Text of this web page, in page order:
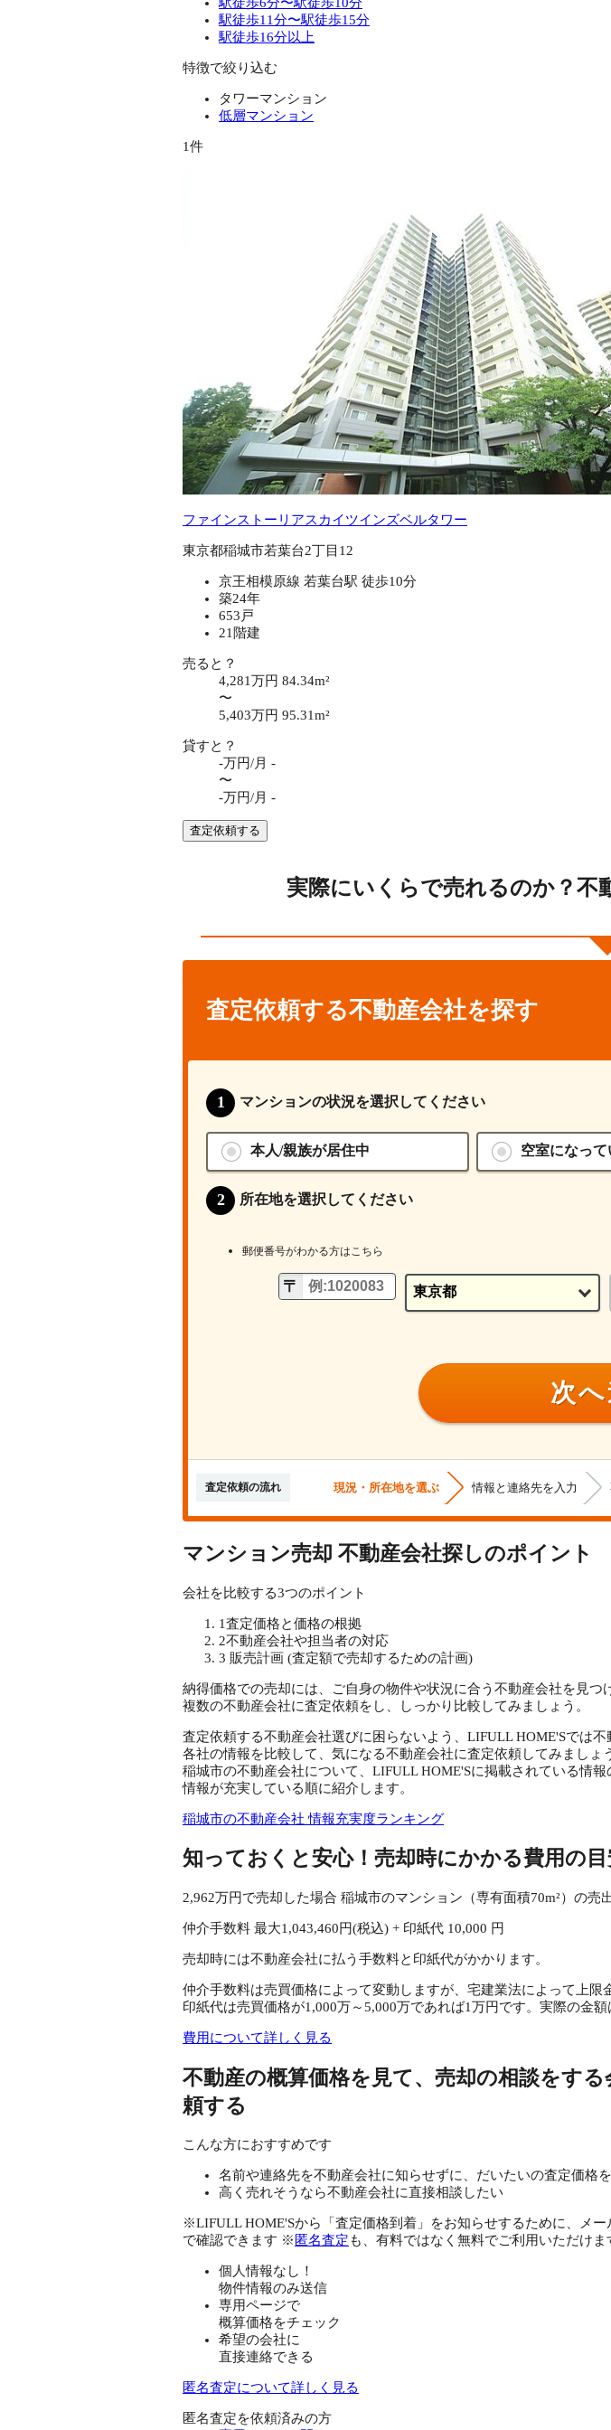
駅徒歩11分〜駅徒歩15分
駅徒歩16分以上
特徴で絞り込む
タワーマンション
低層マンション
1件
ファインストーリアスカイツインズベルタワー
東京都稲城市若葉台2丁目12
京王相模原線 若葉台駅 徒歩10分
築24年
653戸
21階建
売ると？
4,281万円 84.34m²
〜
5,403万円 95.31m²
貸すと？
-万円/月 -
〜
-万円/月 -
査定依頼する
実際にいくらで売れるのか？不
査定依頼する不動産会社を探す
マンションの状況を選択してください
本人/親族が居住中 空室になって
所在地を選択してください
郵便番号がわかる方はこちら
次
査定依頼の流れ 現況・所在地を選ぶ 情報と連絡先を入力
マンション売却 不動産会社探しのポイント
会社を比較する3つのポイント
1査定価格と価格の根拠
2不動産会社や担当者の対応
3 販売計画 (査定額で売却するための計画)
納得価格での売却には、ご自身の物件や状況に合う不動産会社を見つ
複数の不動産会社に査定依頼をし、しっかり比較してみましょう。
査定依頼する不動産会社選びに困らないよう、LIFULL HOME'Sでは
各社の情報を比較して、気になる不動産会社に査定依頼してみましょ
稲城市の不動産会社について、LIFULL HOME'Sに掲載されている情
情報が充実している順に紹介します。
稲城市の不動産会社 情報充実度ランキング
知っておくと安心！売却時にかかる費用の
2,962万円で売却した場合 稲城市のマンション（専有面積70m²）の売
仲介手数料 最大1,043,460円(税込) + 印紙代 10,000 円
売却時には不動産会社に払う手数料と印紙代がかかります。
仲介手数料は売買価格によって変動しますが、宅建業法によって上限
印紙代は売買価格が1,000万～5,000万であれば1万円です。実際の金額
費用について詳しく見る
不動産の概算価格を見て、売却の相談をす
頼する
こんな方におすすめです
名前や連絡先を不動産会社に知らせずに、だいたいの査定価格
高く売れそうなら不動産会社に直接相談したい
※LIFULL HOME'Sから「査定価格到着」をお知らせするために、メ
で確認できます ※ 匿名査定 も、有料ではなく無料でご利用いただけま
個人情報なし！
物件情報のみ送信
専用ページで
概算価格をチェック
希望の会社に
直接連絡できる
匿名査定について詳しく見る
匿名査定を依頼済みの方